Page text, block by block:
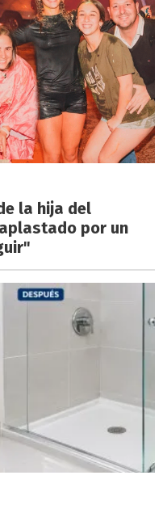
la hija del
por un